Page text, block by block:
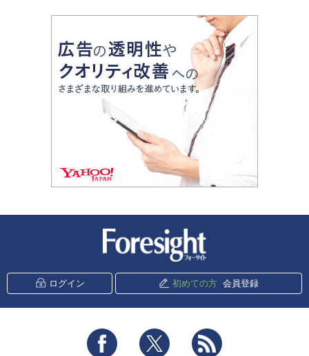
ログイン 初めての方 会員登録
Facebook Twitter